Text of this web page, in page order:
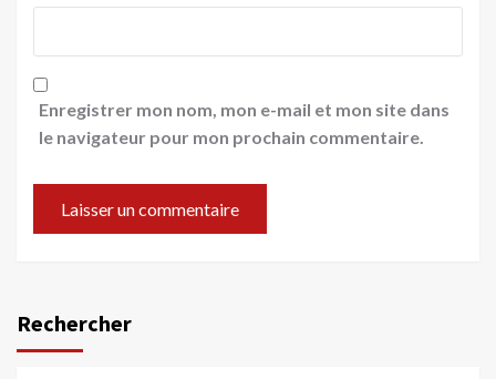
Enregistrer mon nom, mon e-mail et mon site dans
le navigateur pour mon prochain commentaire.
Rechercher